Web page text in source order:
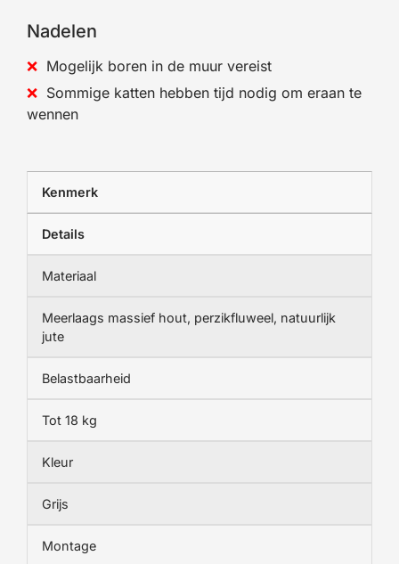
Nadelen
Mogelijk boren in de muur vereist
Sommige katten hebben tijd nodig om eraan te
wennen
Kenmerk
Details
Materiaal
Meerlaags massief hout, perzikfluweel, natuurlijk
jute
Belastbaarheid
Tot 18 kg
Kleur
Grijs
Montage